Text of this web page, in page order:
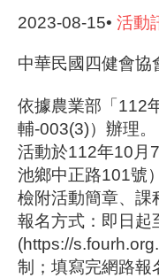
2023-08-15• 活動
中華民國四健會協
依據農業部「112
輔-003(3)）辦理。
活動於112年10月
池鄉中正路101號
檢附活動簡章、課
報名方式：即日起
(https://
制；填寫完網路報